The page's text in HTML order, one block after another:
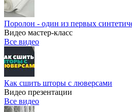
Поролон - один из первых
Видео мастер-класс
Все видео
Как сшить шторы с люверсами
Видео презентации
Все видео